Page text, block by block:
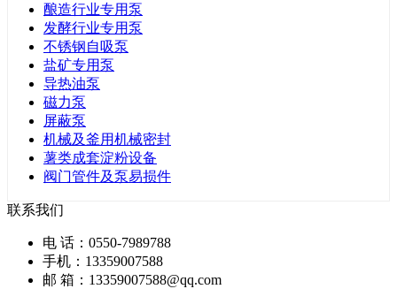
酿造行业专用泵
发酵行业专用泵
不锈钢自吸泵
盐矿专用泵
导热油泵
磁力泵
屏蔽泵
机械及釜用机械密封
薯类成套淀粉设备
阀门管件及泵易损件
联系我们
电 话：0550-7989788
手机：13359007588
邮 箱：13359007588@qq.com